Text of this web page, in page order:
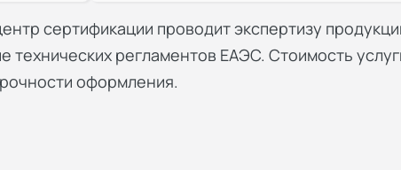
сертификации проводит экспертизу
технических регламентов ЕАЭС. Стоимость
оформления.